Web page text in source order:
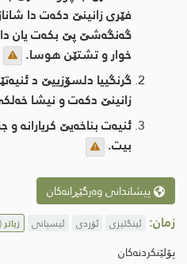
فێری زانینێ دكه‌ت دا
گه‌نگه‌شێ پێ بكه‌ت یان دا
خوار و تشتێن هوسا.
گرنگییا دلسۆزییێ د
زانینێ دكه‌ت و نیشا
ئنیه‌ت بناخه‌یێ كریارانه‌
بیت.
پیشاندانی وەرگێڕانەکان
زمان: ئینگلیزی ئۆردی ئیسپانی زیاتر(68)
پۆلێنکردنەکان